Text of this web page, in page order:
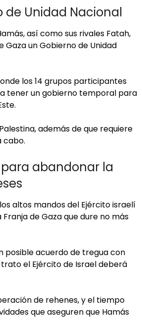
de Unidad Nacional
así como sus rivales Fatah,
un Gobierno de Unidad
los 14 grupos participantes
tener un gobierno temporal para
además de que requiere
cabo.
abandonar la
altos mandos del Ejército israelí
de Gaza que dure no más
posible acuerdo de tregua con
el Ejército de Israel deberá
de rehenes, y el tiempo
que aseguren que Hamás